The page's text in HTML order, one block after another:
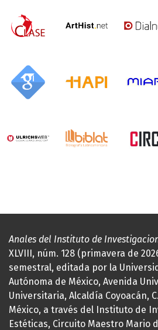
Anales del Instituto de
XLVIII, núm. 128 (primavera de
semestral, editada por la
Autónoma de México, Avenida
Universitaria, Alcaldía Coyoacán,
México, a través del Instituto de
Estéticas, Circuito Maestro Mario